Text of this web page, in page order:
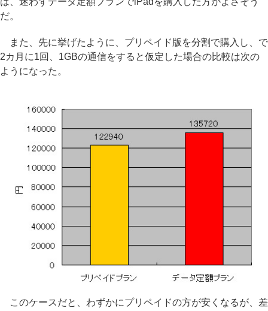
だ。
また、先に挙げたように、プリペイド版を分割で購入し、で
2カ月に1回、1GBの通信をすると仮定した場合の比較は次の
ようになった。
このケースだと、わずかにプリペイドの方が安くなるが、差